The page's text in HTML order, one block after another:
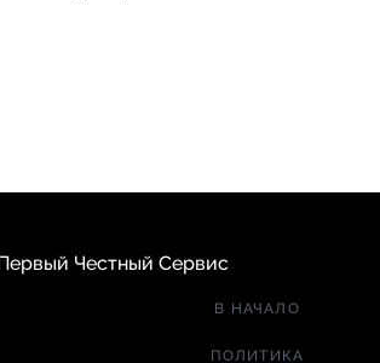
Честный Сервис
В НАЧАЛО
ПОЛИТИКА